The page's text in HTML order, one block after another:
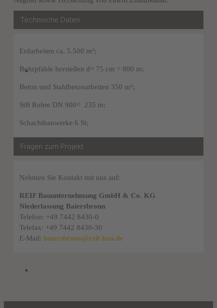
Technische Daten
Erdarbeiten ca. 5.500 m³;
Bohrpfähle herstellen d= 75 cm = 800 m;
Beton und Stahlbetonarbeiten 350 m³;
StB Rohre DN 900= 235 m;
Schachtbauwerke 6 St;
Fragen zum Projekt
Nehmen Sie Kontakt mit uns auf:
REIF Bauunternehmung GmbH & Co. KG
Niederlassung Baiersbronn
Telefon: +49 7442 8430-0
Telefax: +49 7442 8430-30
E-Mail: baiersbronn@reif-bau.de